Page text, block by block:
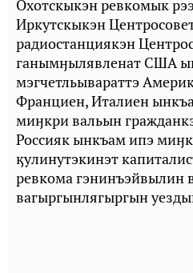
Охотскыкэн ревкомык
Иркутскыкэн
радиостанциякэн
ганымӈылявленат США
мэгчетльывараттэ
Франциен, Италиен
миӈкри вальын
Россияк ынкъам ипэ
ӄулинутэкинэт
ревкома гэнинъэйвылин
вагыргынлягыргын